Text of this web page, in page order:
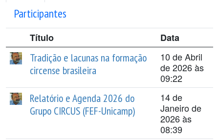
Participantes
Título Data
Tradição e lacunas na formação
circense brasileira
10 de Abril
de 2026 às
09:22
Relatório e Agenda 2026 do
Grupo CIRCUS (FEF-Unicamp)
14 de
Janeiro de
2026 às
08:39